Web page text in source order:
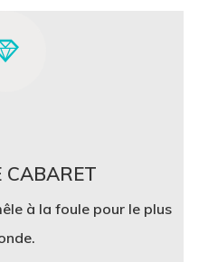
CABARET
à la foule pour le plus